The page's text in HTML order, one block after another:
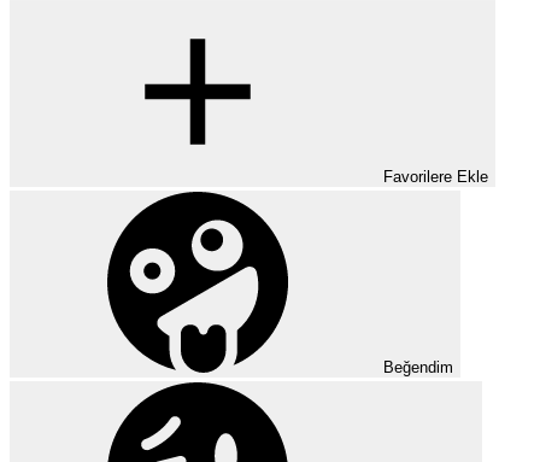
Favorilere Ekle
Beğendim